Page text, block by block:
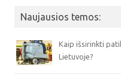
Naujausios temos:
Kaip išsirinkti
Lietuvoje?